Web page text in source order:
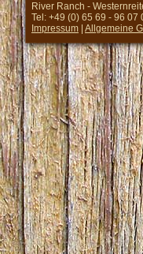
River Ranch -
Tel: +49 (0) 65 69 - 96 07
Impressum Allgemeine